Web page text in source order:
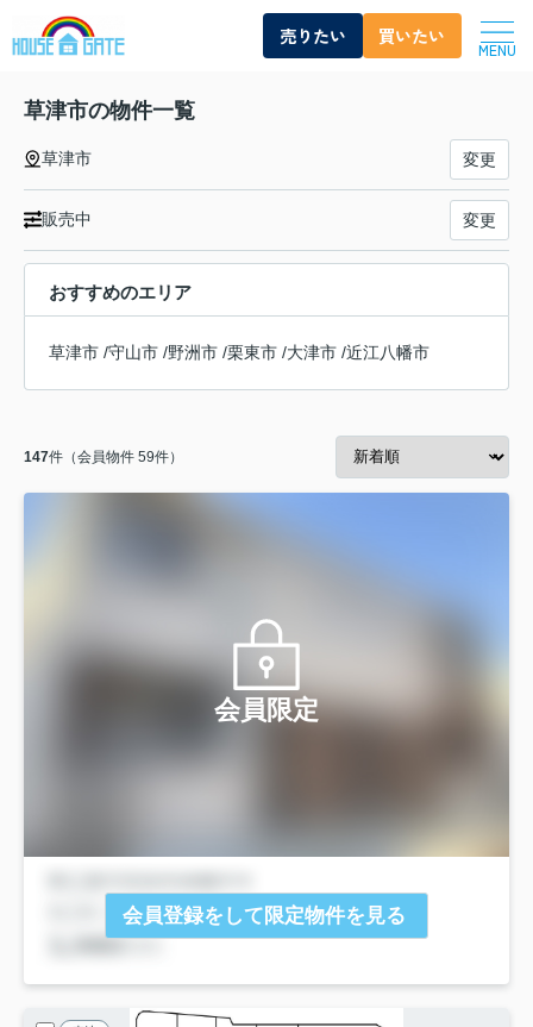
売りたい 買いたい
MENU
草津市の物件一覧
草津市 変更
販売中 変更
おすすめのエリア
草津市 /守山市 /野洲市 /栗東市 /大津市 /近江八幡市
147件（会員物件 59件）
会員限定
会員登録をして限定物件を見る